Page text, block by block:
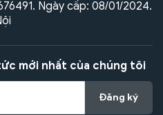
Ngày cấp: 08/01/2024.
mới nhất của chúng tôi
Đăng ký